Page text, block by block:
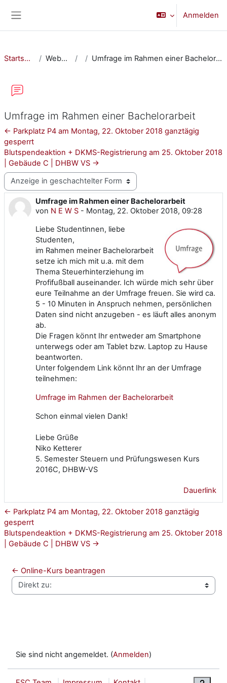
Anmelden
Startseite Website Umfrage im Rahmen einer Bachelorarbeit
Umfrage im Rahmen einer Bachelorarbeit
← Parkplatz P4 am Montag, 22. Oktober 2018 ganztägig
gesperrt
Blutspendeaktion + DKMS-Registrierung am 25. Oktober 2018
| Gebäude C | DHBW VS →
Anzeigemodus
Umfrage im Rahmen einer Bachelorarbeit
von N E W S - Montag, 22. Oktober 2018, 09:28
Anzahl Antworten: 0
Liebe Studentinnen, liebe
Studenten,
im Rahmen meiner Bachelorarbeit
setze ich mich mit u.a. mit dem
Thema Steuerhinterziehung im
Profifußball auseinander. Ich würde mich sehr über
eure Teilnahme an der Umfrage freuen. Sie wird ca.
5 - 10 Minuten in Anspruch nehmen, persönlichen
Daten sind nicht anzugeben - es läuft alles anonym
ab.
Die Fragen könnt Ihr entweder am Smartphone
unterwegs oder am Tablet bzw. Laptop zu Hause
beantworten.
Unter folgendem Link könnt Ihr an der Umfrage
teilnehmen:
Umfrage im Rahmen der Bachelorarbeit
Schon einmal vielen Dank!
Liebe Grüße
Niko Ketterer
5. Semester Steuern und Prüfungswesen Kurs
2016C, DHBW-VS
Dauerlink
← Parkplatz P4 am Montag, 22. Oktober 2018 ganztägig
gesperrt
Blutspendeaktion + DKMS-Registrierung am 25. Oktober 2018
| Gebäude C | DHBW VS →
← Online-Kurs beantragen
Direkt zu:
Sie sind nicht angemeldet. (Anmelden)